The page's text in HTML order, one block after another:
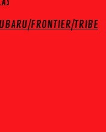
FRONTIER/TRIBE